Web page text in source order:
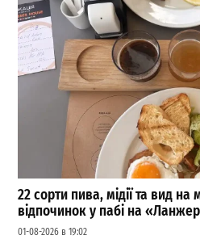
22 сорти пива, мідії та вид
відпочинок у пабі на
01-08-2026 в 19:02